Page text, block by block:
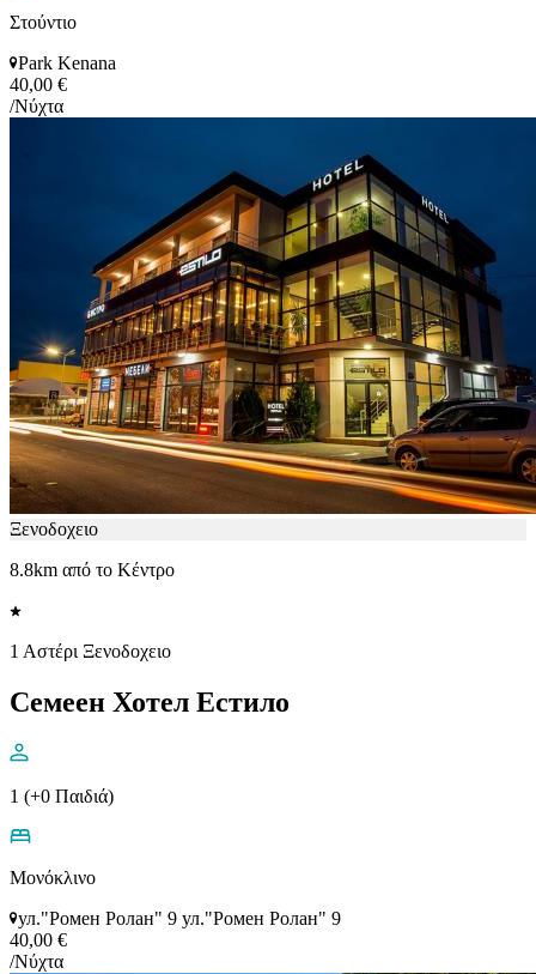
Στούντιο
Park Kenana
40,00 €
/Νύχτα
Ξενοδοχειο
8.8km από το Κέντρο
1 Αστέρι Ξενοδοχειο
Семеен Хотел Естило
1 (+0 Παιδιά)
Μονόκλινο
ул."Ромен Ролан" 9 ул."Ромен Ролан" 9
40,00 €
/Νύχτα